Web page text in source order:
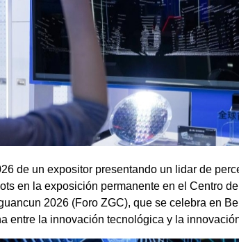
de un expositor presentando un lidar de
en la exposición permanente en el Centro
2026 (Foro ZGC), que se celebra en
entre la innovación tecnológica y la